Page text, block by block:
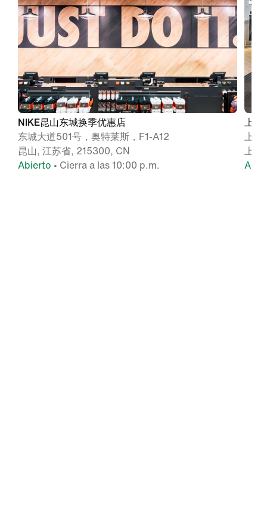
NIKE昆山东城换季优惠店
东城大道501号，奥特莱斯，F1-A12
昆山, 江苏省, 215300, CN
Abierto • Cierra a las 10:00 p.m.
上
上
上